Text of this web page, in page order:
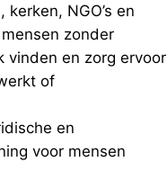
NGO’s en
zonder
vinden en zorg ervoor
of
en
voor mensen